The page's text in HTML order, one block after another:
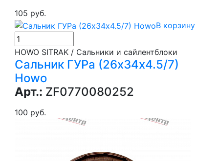
105 руб.
В корзину
HOWO SITRAK / Сальники и сайлентблоки
Сальник ГУРа (26х34х4.5/7)
Howo
Арт.: ZF0770080252
100 руб.